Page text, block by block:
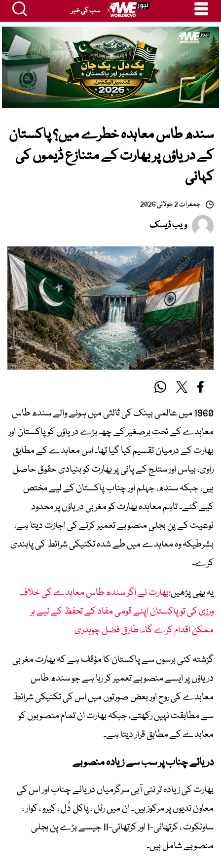
سب کی خبر
سندھ طاس معاہدہ خطرے میں؟ پاکستان
کے دریاؤں پر بھارت کے متنازع ڈیموں کی
کہانی
جمعرات 2 جولائی 2026
ویب ڈیسک
1960 میں عالمی بینک کی ثالثی میں ہونے والے سندھ طاس
معاہدے کے تحت برصغیر کے چھ بڑے دریاؤں کو پاکستان اور
بھارت کے درمیان تقسیم کیا گیا تھا۔ اس معاہدے کے مطابق
راوی، بیاس اور ستلج کے پانی پر بھارت کو بنیادی حقوق حاصل
ہیں، جبکہ سندھ، جہلم اور چناب پاکستان کے لیے مختص
کیے گئے۔ تاہم معاہدہ بھارت کو مغربی دریاؤں پر محدود
نوعیت کے پن بجلی منصوبے تعمیر کرنے کی اجازت دیتا ہے،
بشرطیکہ وہ معاہدے میں طے شدہ تکنیکی شرائط کی پابندی
کرے۔
یہ بھی پڑھیں:بھارت نے اگر سندھ طاس معاہدے کی خلاف
ورزی کی تو پاکستان اپنے قومی مفاد کے تحفظ کے لیے ہر
ممکن اقدام کرے گا۔، طارق فضل چوہدری
گزشتہ کئی برسوں سے پاکستان کا مؤقف ہے کہ بھارت مغربی
دریاؤں پر ایسے منصوبے تعمیر کر رہا ہے جو سندھ طاس
معاہدے کی روح اور بعض صورتوں میں اس کی تکنیکی شرائط
سے مطابقت نہیں رکھتے، جبکہ بھارت ان تمام منصوبوں کو
معاہدے کے مطابق قرار دیتا ہے۔
دریائے چناب پر سب سے زیادہ منصوبے
بھارت کی زیادہ تر نئی آبی سرگرمیاں دریائے چناب اور اس کی
معاون ندیوں پر مرکوز ہیں۔ ان میں رٹل ، پاکل دُل ، کیرو ، کوار ،
ساولکوٹ ، کرتھائی-I اور کرتھائی-II جیسے بڑے پن بجلی
منصوبے شامل ہیں۔